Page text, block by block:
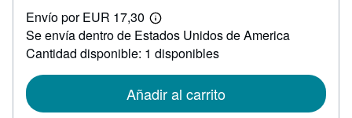
45,40
Envío por EUR 17,30
Más
información
sobre
las
envío
Se envía dentro de Estados Unidos de America
Cantidad disponible: 1 disponibles
Añadir al carrito